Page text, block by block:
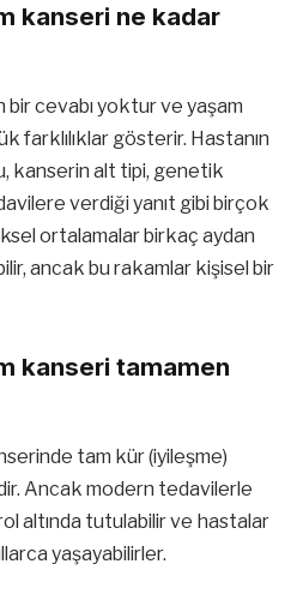
kanseri ne kadar
bir cevabı yoktur ve yaşam
farklılıklar gösterir. Hastanın
kanserin alt tipi, genetik
verdiği yanıt gibi birçok
ortalamalar birkaç aydan
ancak bu rakamlar kişisel bir
kanseri tamamen
tam kür (iyileşme)
Ancak modern tedavilerle
altında tutulabilir ve hastalar
yaşayabilirler.